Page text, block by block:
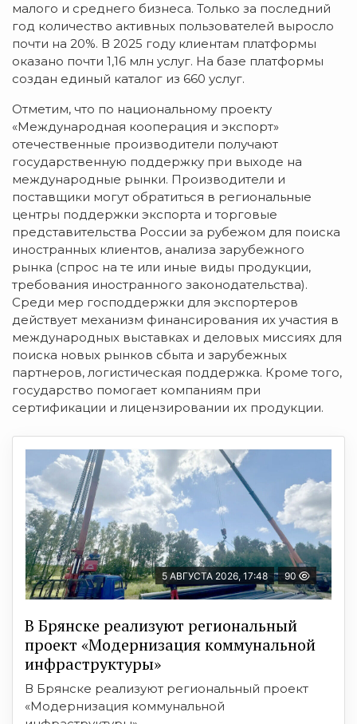
малого и среднего бизнеса. Только за последний
год количество активных пользователей выросло
почти на 20%. В 2025 году клиентам платформы
оказано почти 1,16 млн услуг. На базе платформы
создан единый каталог из 660 услуг.
Отметим, что по национальному проекту
«Международная кооперация и экспорт»
отечественные производители получают
государственную поддержку при выходе на
международные рынки. Производители и
поставщики могут обратиться в региональные
центры поддержки экспорта и торговые
представительства России за рубежом для поиска
иностранных клиентов, анализа зарубежного
рынка (спрос на те или иные виды продукции,
требования иностранного законодательства).
Среди мер господдержки для экспортеров
действует механизм финансирования их участия в
международных выставках и деловых миссиях для
поиска новых рынков сбыта и зарубежных
партнеров, логистическая поддержка. Кроме того,
государство помогает компаниям при
сертификации и лицензировании их продукции.
5 АВГУСТА 2026, 17:48 90
В Брянске реализуют региональный
проект «Модернизация коммунальной
инфраструктуры»
В Брянске реализуют региональный проект
«Модернизация коммунальной